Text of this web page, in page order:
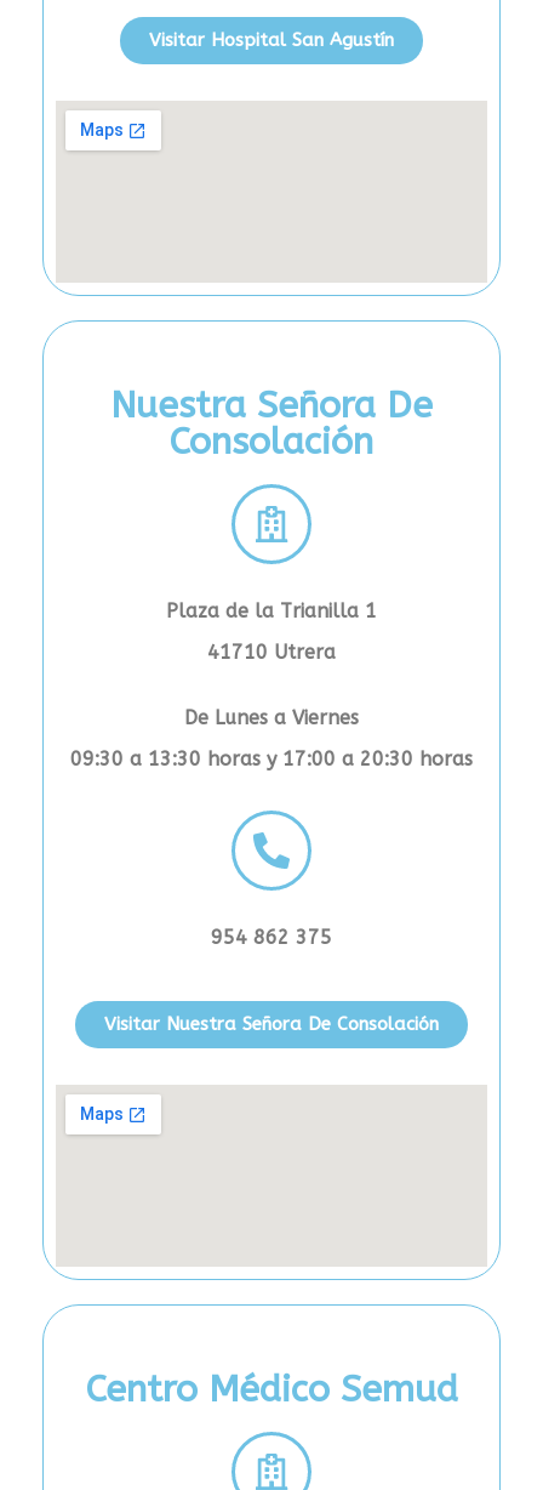
Visitar Hospital San Agustín
Nuestra Señora De
Consolación
Plaza de la Trianilla 1
41710 Utrera
De Lunes a Viernes
09:30 a 13:30 horas y 17:00 a 20:30 horas
954 862 375
Visitar Nuestra Señora De Consolación
Centro Médico Semud